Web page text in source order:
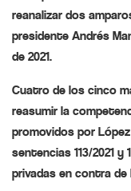
reanalizar dos
presidente Andrés
de 2021.
Cuatro de los cinco
reasumir la
promovidos por
sentencias 113/2021 y
privadas en contra de